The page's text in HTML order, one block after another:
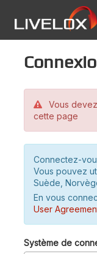
Vous
cette page
Connectez-
Vous pouvez
Suède,
En vous
User
Système de